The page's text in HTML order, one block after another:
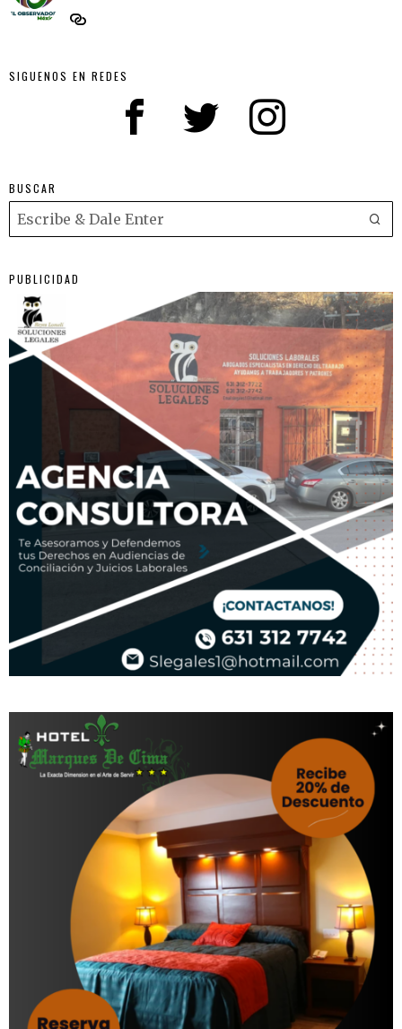
SIGUENOS EN REDES
BUSCAR
PUBLICIDAD